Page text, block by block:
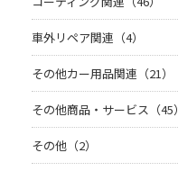
車外リペア関連（4）
その他カー用品関連（21）
その他商品・サービス（45）
その他（2）